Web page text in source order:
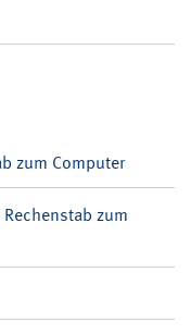
zum Computer
zum